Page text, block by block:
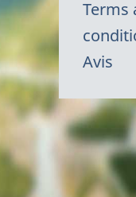
Terms
Avis